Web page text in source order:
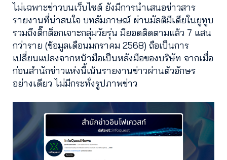
ไม่เฉพาะข่าวบนเว็บไซต์ ยังมีการนำเสนอข่าวสาร
รายงานที่น่าสนใจ บทสัมภาษณ์ ผ่านมัลติมีเดียในยูทูบ
รวมถึงติ๊กต็อกเจาะกลุ่มวัยรุ่น มียอดติดตามแล้ว 7 แสน
กว่าราย (ข้อมูลเดือนมกราคม 2568) ถือเป็นการ
เปลี่ยนแปลงจากหน้ามือเป็นหลังมือของบริษัท จากเมื่อ
ก่อนสำนักข่าวแห่งนี้เน้นรายงานข่าวผ่านตัวอักษร
อย่างเดียว ไม่มีกระทั่งรูปภาพข่าว